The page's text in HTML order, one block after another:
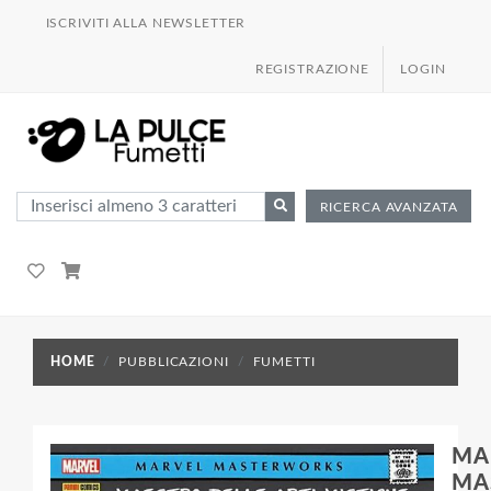
ISCRIVITI ALLA NEWSLETTER
REGISTRAZIONE LOGIN
RICERCA AVANZATA
HOME PUBBLICAZIONI FUMETTI